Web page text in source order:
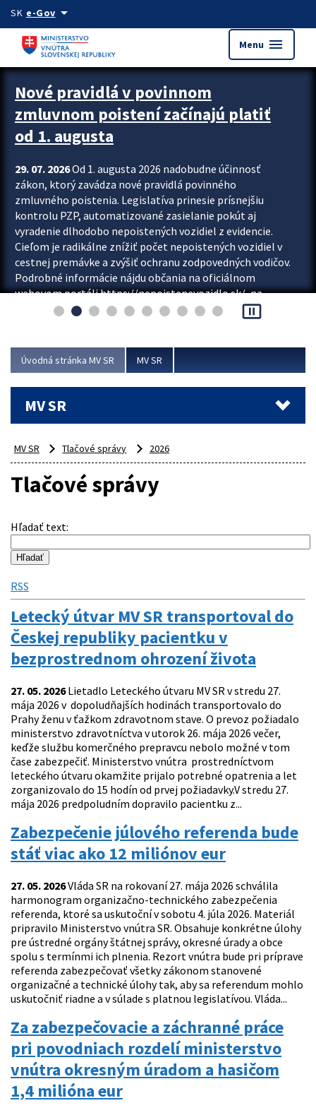
Preskocit na hlavný obsah
SK e-Govarrow_drop_down
Menu menu
Zastavit automatický posun upútavok
Nové pravidlá v povinnom
zmluvnom poistení začínajú platiť
od 1. augusta
29. 07. 2026Od 1. augusta 2026 nadobudne účinnosť
zákon, ktorý zavádza nové pravidlá povinného
zmluvného poistenia. Legislatíva prinesie prísnejšiu
kontrolu PZP, automatizované zasielanie pokút aj
vyradenie dlhodobo nepoistených vozidiel z evidencie.
Cieľom je radikálne znížiť počet nepoistených vozidiel v
cestnej premávke a zvýšiť ochranu zodpovedných vodičov.
Podrobné informácie nájdu občania na oficiálnom
webovom portáli https://nepoistenevozidlo.sk/, na
ktorom od augusta pribudne aj možnosť overiť si...
pause_presentation
Úvodná stránka MV SR MV SR
MV SR
MV SR Tlačové správy 2026
Tlačové správy
Hľadať text:
RSS
Letecký útvar MV SR transportoval do
Českej republiky pacientku v
bezprostrednom ohrození života
27. 05. 2026Lietadlo Leteckého útvaru MV SR v stredu 27.
mája 2026 v dopoludňajších hodinách transportovalo do
Prahy ženu v ťažkom zdravotnom stave. O prevoz požiadalo
ministerstvo zdravotníctva v utorok 26. mája 2026 večer,
keďže službu komerčného prepravcu nebolo možné v tom
čase zabezpečiť. Ministerstvo vnútra prostredníctvom
leteckého útvaru okamžite prijalo potrebné opatrenia a let
zorganizovalo do 15 hodín od prvej požiadavky.V stredu 27.
mája 2026 predpoludním dopravilo pacientku z...
Zabezpečenie júlového referenda bude
stáť viac ako 12 miliónov eur
27. 05. 2026Vláda SR na rokovaní 27. mája 2026 schválila
harmonogram organizačno-technického zabezpečenia
referenda, ktoré sa uskutoční v sobotu 4. júla 2026. Materiál
pripravilo Ministerstvo vnútra SR. Obsahuje konkrétne úlohy
pre ústredné orgány štátnej správy, okresné úrady a obce
spolu s termínmi ich plnenia. Rezort vnútra bude pri príprave
referenda zabezpečovať všetky zákonom stanovené
organizačné a technické úlohy tak, aby sa referendum mohlo
uskutočniť riadne a v súlade s platnou legislatívou. Vláda...
Za zabezpečovacie a záchranné práce
pri povodniach rozdelí ministerstvo
vnútra okresným úradom a hasičom
1,4 milióna eur